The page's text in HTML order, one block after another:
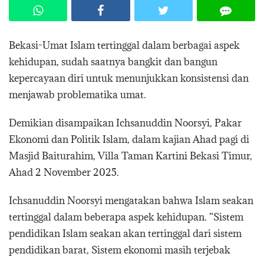
Bekasi-Umat Islam tertinggal dalam berbagai aspek
kehidupan, sudah saatnya bangkit dan bangun
kepercayaan diri untuk menunjukkan konsistensi dan
menjawab problematika umat.
Demikian disampaikan Ichsanuddin Noorsyi, Pakar
Ekonomi dan Politik Islam, dalam kajian Ahad pagi di
Masjid Baiturahim, Villa Taman Kartini Bekasi Timur,
Ahad 2 November 2025.
Ichsanuddin Noorsyi mengatakan bahwa Islam seakan
tertinggal dalam beberapa aspek kehidupan. “Sistem
pendidikan Islam seakan akan tertinggal dari sistem
pendidikan barat, Sistem ekonomi masih terjebak